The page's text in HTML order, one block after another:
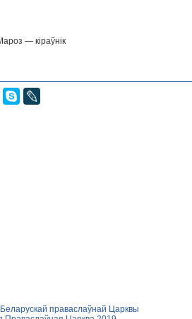
— кіраўнік
праваслаўнай Царквы